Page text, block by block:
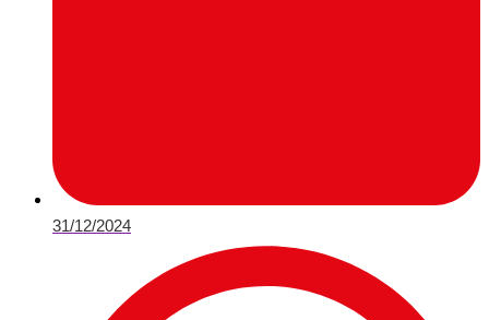
31/12/2024